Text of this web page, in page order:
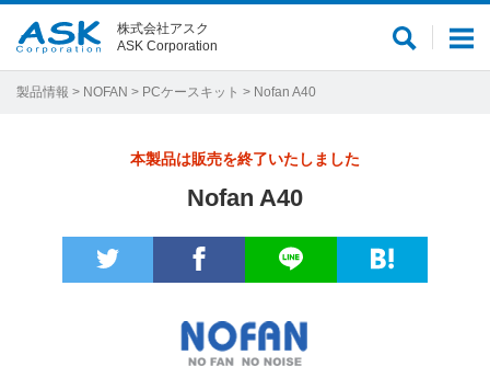
メ
サ
株式会社アスク
ASK Corporation
製品情報 > NOFAN > PCケースキット > Nofan A40
本製品は販売を終了いたしました
Nofan A40